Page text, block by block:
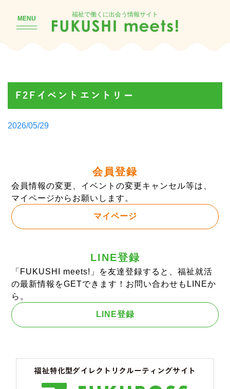
MENU
福祉で働くに出会う情報サイト
F2Fイベントエントリー
Posted
2026/05/29
会員登録
会員情報の変更、イベントの変更キャンセル等は、
マイページからお願いします。
マイページ
LINE登録
「FUKUSHI meets!」を友達登録すると、福祉就活
の最新情報をGETできます！お問い合わせもLINEか
ら。
LINE登録